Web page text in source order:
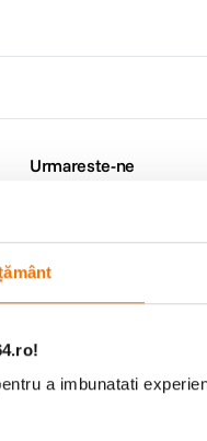
a imbunatati
Urmareste-ne
Metode de plata